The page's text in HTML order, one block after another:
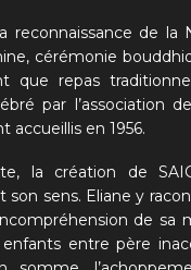
reconnaissance de la
cérémonie
que repas
par l’association
accueillis en 1956.
la création de
sens. Eliane y
de sa
enfants entre père